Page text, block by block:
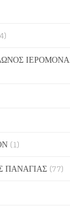
(1)
ΠΑΝΑΓΙΑΣ(77)